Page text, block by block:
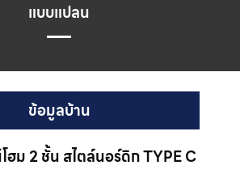
แบบแปลน
ข้อมูลบ้าน
ฮม 2 ชั้น สไตล์นอร์ดิก TYPE C